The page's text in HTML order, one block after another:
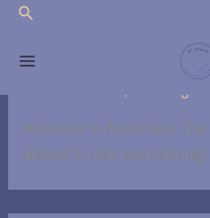
Aller
contenu
Rechercher
Welcome to WordPress.
delete it, then start writing!